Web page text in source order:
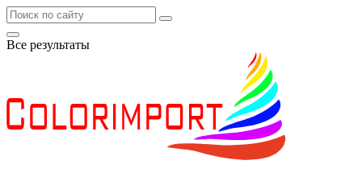
Все результаты